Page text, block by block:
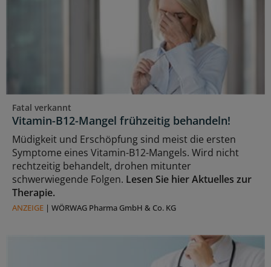
Fatal verkannt
Vitamin-B12-Mangel frühzeitig behandeln!
Müdigkeit und Erschöpfung sind meist die ersten
Symptome eines Vitamin-B12-Mangels. Wird nicht
rechtzeitig behandelt, drohen mitunter
schwerwiegende Folgen. Lesen Sie hier Aktuelles zur
Therapie.
ANZEIGE | WÖRWAG Pharma GmbH & Co. KG